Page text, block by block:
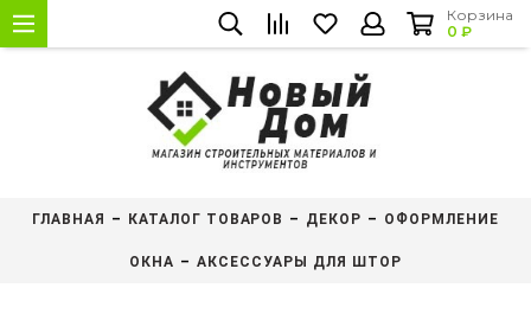
Корзина
0 ₽
ГЛАВНАЯ КАТАЛОГ ТОВАРОВ ДЕКОР ОФОРМЛЕНИЕ
ОКНА АКСЕССУАРЫ ДЛЯ ШТОР